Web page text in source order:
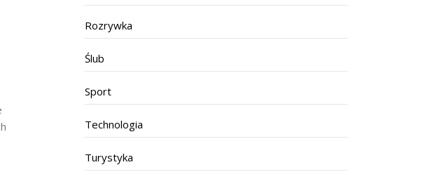
Rozrywka
Ślub
Sport
Technologia
Turystyka